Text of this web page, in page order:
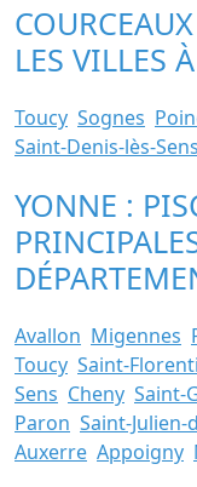
LES VILLES
Toucy Sognes
Saint-Denis-lès-Sens
YONNE :
Avallon Migennes
Toucy Saint-
Sens Cheny Saint-
Paron Saint-Julien-
Auxerre Appoigny